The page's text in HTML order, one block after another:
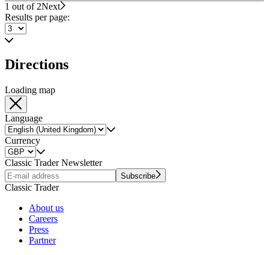
1 out of 2Next
Results per page:
Directions
Loading map
Language
Currency
Classic Trader Newsletter
Subscribe
Classic Trader
About us
Careers
Press
Partner